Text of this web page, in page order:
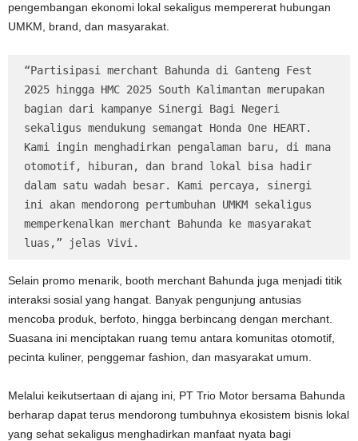
pengembangan ekonomi lokal sekaligus mempererat hubungan
UMKM, brand, dan masyarakat.
“Partisipasi merchant Bahunda di Ganteng Fest
2025 hingga HMC 2025 South Kalimantan merupakan
bagian dari kampanye Sinergi Bagi Negeri
sekaligus mendukung semangat Honda One HEART.
Kami ingin menghadirkan pengalaman baru, di mana
otomotif, hiburan, dan brand lokal bisa hadir
dalam satu wadah besar. Kami percaya, sinergi
ini akan mendorong pertumbuhan UMKM sekaligus
memperkenalkan merchant Bahunda ke masyarakat
luas,” jelas Vivi.
Selain promo menarik, booth merchant Bahunda juga menjadi titik
interaksi sosial yang hangat. Banyak pengunjung antusias
mencoba produk, berfoto, hingga berbincang dengan merchant.
Suasana ini menciptakan ruang temu antara komunitas otomotif,
pecinta kuliner, penggemar fashion, dan masyarakat umum.
Melalui keikutsertaan di ajang ini, PT Trio Motor bersama Bahunda
berharap dapat terus mendorong tumbuhnya ekosistem bisnis lokal
yang sehat sekaligus menghadirkan manfaat nyata bagi